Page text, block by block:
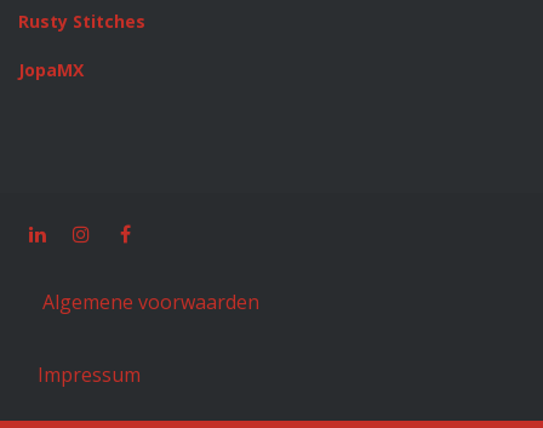
Rusty Stitches
JopaMX
Algemene voorwaarden
Impressum